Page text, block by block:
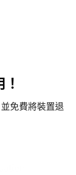
免費將裝置退